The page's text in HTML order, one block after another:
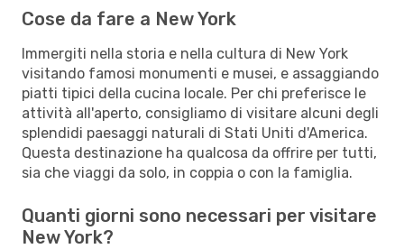
Cose da fare a New York
Immergiti nella storia e nella cultura di New York
visitando famosi monumenti e musei, e assaggiando
piatti tipici della cucina locale. Per chi preferisce le
attività all'aperto, consigliamo di visitare alcuni degli
splendidi paesaggi naturali di Stati Uniti d'America.
Questa destinazione ha qualcosa da offrire per tutti,
sia che viaggi da solo, in coppia o con la famiglia.
Quanti giorni sono necessari per visitare
New York?